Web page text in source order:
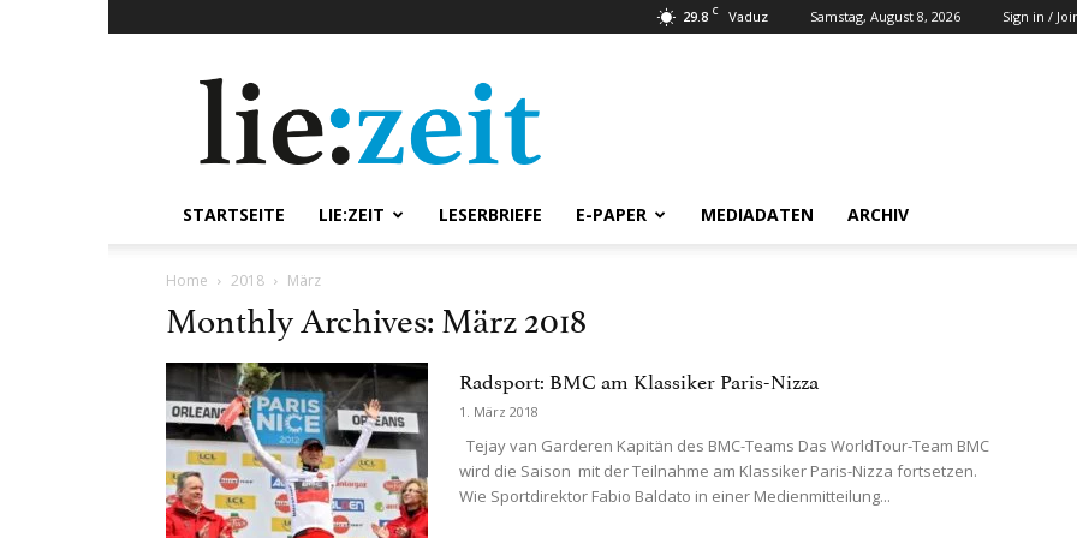
29.8 C Vaduz Samstag, August 8, 2026 Sign in /
STARTSEITE LIE:ZEIT LESERBRIEFE E-PAPER MEDIADATEN ARCHIV
Home 2018 März
Monthly Archives: März 2018
Radsport: BMC am Klassiker Paris-Nizza
1. März 2018
Tejay van Garderen Kapitän des BMC-Teams Das WorldTour-Team BMC
wird die Saison mit der Teilnahme am Klassiker Paris-Nizza fortsetzen.
Wie Sportdirektor Fabio Baldato in einer Medienmitteilung...